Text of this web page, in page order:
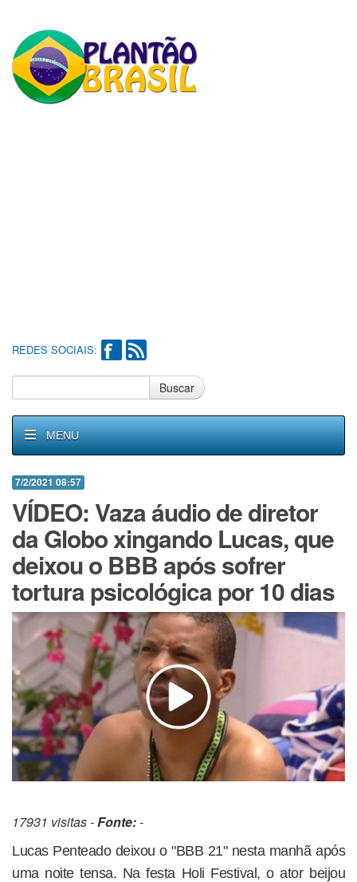
REDES SOCIAIS:
Buscar
MENU
7/2/2021 08:57
VÍDEO: Vaza áudio de diretor
da Globo xingando Lucas, que
deixou o BBB após sofrer
tortura psicológica por 10 dias
17931 visitas -Fonte:-
Lucas Penteado deixou o "BBB 21" nesta manhã após
uma noite tensa. Na festa Holi Festival, o ator beijou